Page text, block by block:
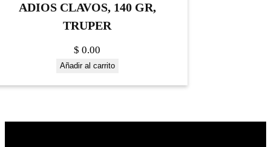
ADIOS CLAVOS, 140 GR,
TRUPER
$ 0.00
Añadir al carrito